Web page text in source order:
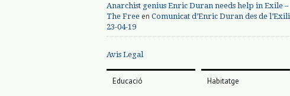
Anarchist genius Enric Duran needs help in Exile –
The Free en Comunicat d’Enric Duran des de l’Exili
23-04-19
Avis Legal
Educació Habitatge